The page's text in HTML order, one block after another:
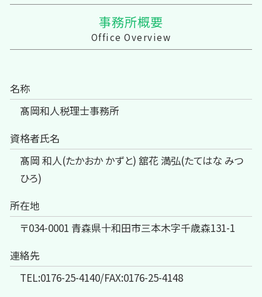
事務所概要
Office Overview
名称
髙岡和人税理士事務所
資格者氏名
髙岡 和人(たかおか かずと) 舘花 満弘(たてはな みつ
ひろ)
所在地
〒034-0001 青森県十和田市三本木字千歳森131-1
連絡先
TEL:0176-25-4140/FAX:0176-25-4148